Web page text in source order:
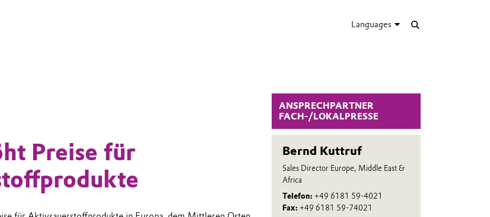
Languages
ANSPRECHPARTNER
FACH-/LOKALPRESSE
Bernd Kuttruf
Sales Director Europe, Middle East &
Africa
Telefon: +49 6181 59-4021
Fax: +49 6181 59-74021
Preise für